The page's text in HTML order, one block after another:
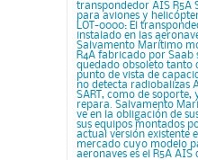
transpondedor AIS R5A
para aviones y
LOT-0000: El
instalado en las
Salvamento Marítimo
R4A fabricado por Saab
quedado obsoleto tanto
punto de vista de
no detecta radiobalizas
SART, como de soporte,
repara. Salvamento
ve en la obligación de
sus equipos montados
actual versión existente
mercado cuyo modelo
aeronaves es el R5A AIS